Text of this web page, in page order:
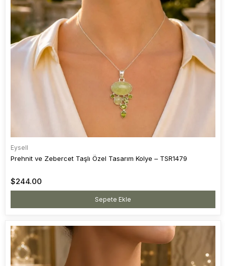
Eysell
Prehnit ve Zebercet Taşlı Özel Tasarım Kolye – TSR1479
$244.00
Sepete Ekle